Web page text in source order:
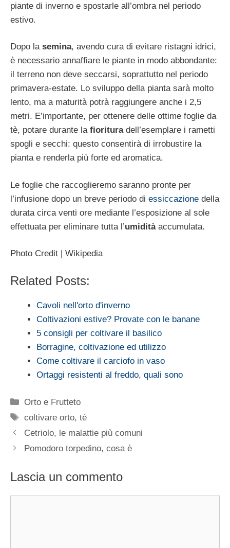
piante di inverno e spostarle all’ombra nel periodo
estivo.
Dopo la semina, avendo cura di evitare ristagni idrici,
è necessario annaffiare le piante in modo abbondante:
il terreno non deve seccarsi, soprattutto nel periodo
primavera-estate. Lo sviluppo della pianta sarà molto
lento, ma a maturità potrà raggiungere anche i 2,5
metri. E’importante, per ottenere delle ottime foglie da
tè, potare durante la fiorituradell’esemplare i rametti
spogli e secchi: questo consentirà di irrobustire la
pianta e renderla più forte ed aromatica.
Le foglie che raccoglieremo saranno pronte per
l’infusione dopo un breve periodo di essiccazione della
durata circa venti ore mediante l’esposizione al sole
effettuata per eliminare tutta l’umiditàaccumulata.
Photo Credit | Wikipedia
Related Posts:
Cavoli nell'orto d'inverno
Coltivazioni estive? Provate con le banane
5 consigli per coltivare il basilico
Borragine, coltivazione ed utilizzo
Come coltivare il carciofo in vaso
Ortaggi resistenti al freddo, quali sono
Categorie
Orto e Frutteto
Tag
coltivare orto,té
Cetriolo, le malattie più comuni
Pomodoro torpedino, cosa è
Lascia un commento